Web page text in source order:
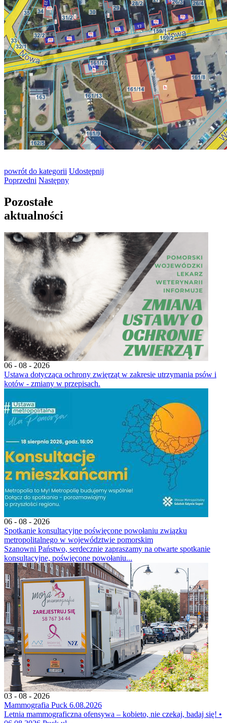
powrót do kategorii Udostępnij
Poprzedni Następny
Pozostałe
aktualności
06 - 08 - 2026
Ustawa dotycząca ochrony zwięrząt w zakresie utrzymania psów i
kotów - zmiany w przepisach.
06 - 08 - 2026
Spotkanie konsultacyjne poświęcone powołaniu związku
metropolitalnego w województwie pomorskim
Szanowni Państwo, serdecznie zapraszamy na otwarte spotkanie
konsultacyjne, poświęcone powołaniu...
03 - 08 - 2026
Mammografia Puck 6.08.2026
Letnia mammograficzna ofensywa – kobieto, nie czekaj, badaj się! •